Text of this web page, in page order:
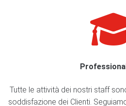
Tutte le attività dei nostri staff
soddisfazione dei Clienti.